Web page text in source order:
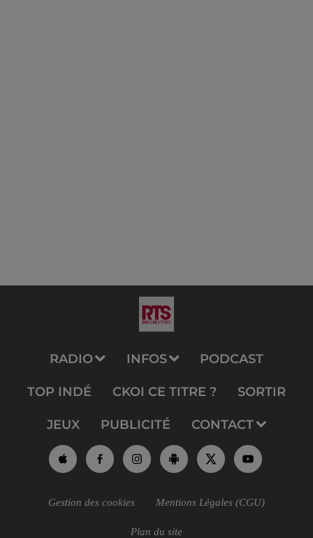
RADIO INFOS PODCAST
TOP INDÉ CKOI CE TITRE ? SORTIR
JEUX PUBLICITÉ CONTACT
Gestion des cookies Mentions Légales (CGU)
Plan du site